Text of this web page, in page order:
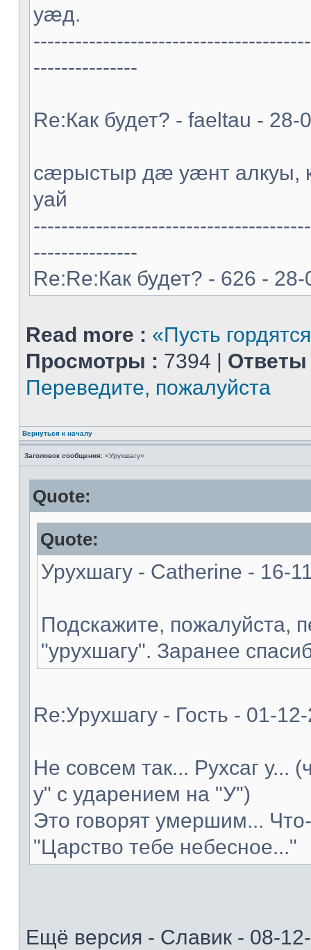
уæд.
---------------
Re:Как будет? - faeltau - 28-
cæрыстыр дæ уæнт
уай
---------------
Re:Re:Как будет? - 626 -
Read more : «Пусть
Просмотры : 7394 | Ответы
Переведите, пожалуйста
Вернуться к началу
Заголовок сообщения: «Урухшагу»
Quote:
Quote:
Урухшагу - Catherine - 16-
Подскажите, пожалуйста,
"урухшагу". Заранее
Re:Урухшагу - Гость - 01-
Не совсем так... Рухсаг у...
у" с ударением на "У")
Это говорят умершим...
"Царство тебе небесное..."
Ещё версия - Славик - 08-